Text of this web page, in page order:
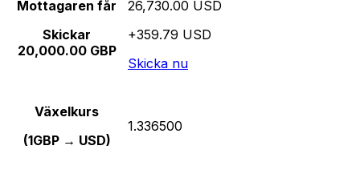
Mottagaren får
Skickar
20,000.00 GBP
26,730.00 USD
+359.79 USD
Skicka nu
Växelkurs
(1GBP → USD)
1.336500